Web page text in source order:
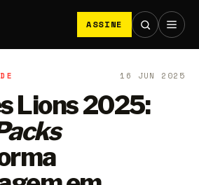
ASSINE
16 JUN 2025
Lions 2025: